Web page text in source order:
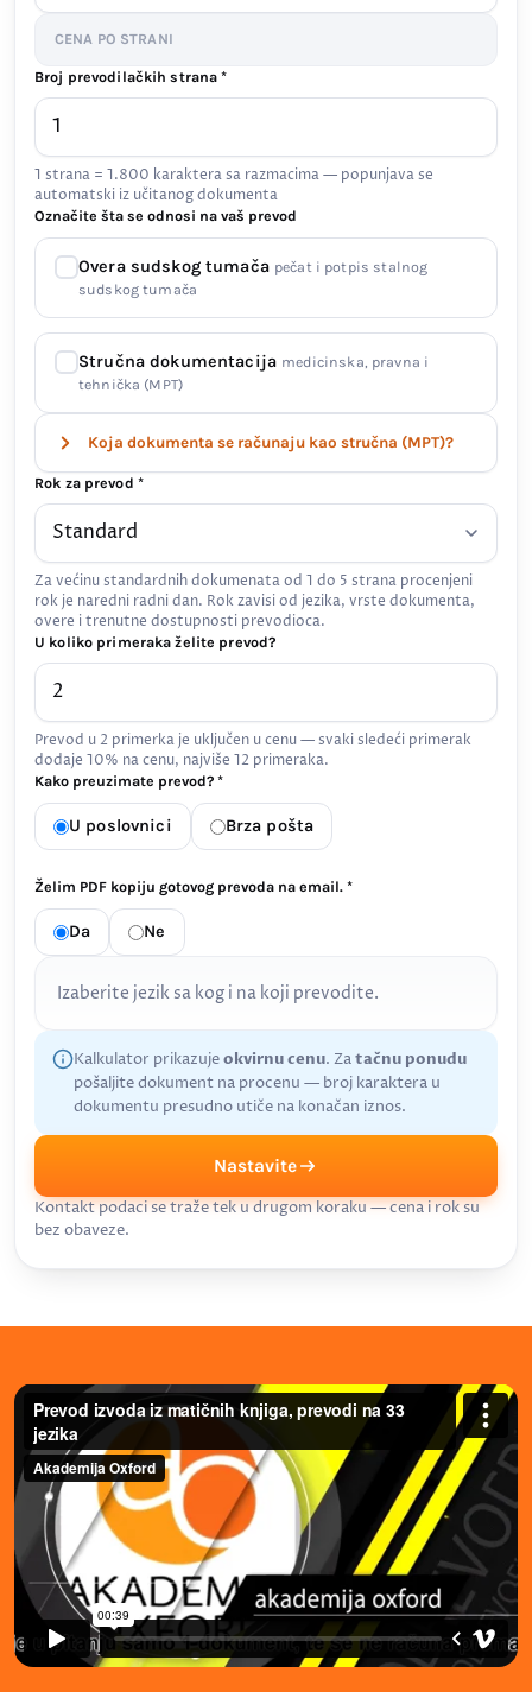
CENA PO STRANI
Broj prevodilačkih strana *
1 strana = 1.800 karaktera sa razmacima — popunjava se
automatski iz učitanog dokumenta
Označite šta se odnosi na vaš prevod
Overa sudskog tumača pečat i potpis stalnog
sudskog tumača
Stručna dokumentacija medicinska, pravna i
tehnička (MPT)
Koja dokumenta se računaju kao stručna (MPT)?
Rok za prevod *
Za većinu standardnih dokumenata od 1 do 5 strana procenjeni
rok je naredni radni dan. Rok zavisi od jezika, vrste dokumenta,
overe i trenutne dostupnosti prevodioca.
U koliko primeraka želite prevod?
Prevod u 2 primerka je uključen u cenu — svaki sledeći primerak
dodaje 10% na cenu, najviše 12 primeraka.
Kako preuzimate prevod? *
U poslovnici Brza pošta
Želim PDF kopiju gotovog prevoda na email. *
Da Ne
Izaberite jezik sa kog i na koji prevodite.
Kalkulator prikazujeokvirnu cenu. Zatačnu ponudu
pošaljite dokument na procenu — broj karaktera u
dokumentu presudno utiče na konačan iznos.
Nastavite
Kontakt podaci se traže tek u drugom koraku — cena i rok su
bez obaveze.